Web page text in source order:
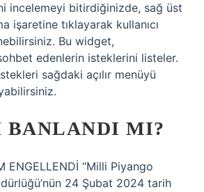
incelemeyi bitirdiğinizde, sağ üst
işaretine tıklayarak kullanıcı
Bu widget,
edenlerin isteklerini listeler.
sağdaki açılır menüyü
BANLANDI MI?
ENGELLENDİ “Milli Piyango
24 Şubat 2024 tarih